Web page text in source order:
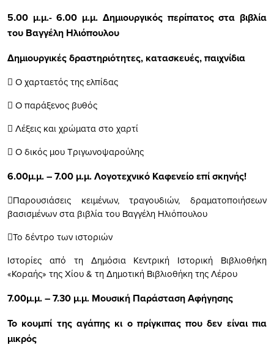
5.00 μ.μ.- 6.00 μ.μ. Δημιουργικός περίπατος στα βιβλία
του Βαγγέλη Ηλιόπουλου
Δημιουργικές δραστηριότητες, κατασκευές, παιχνίδια
 Ο χαρταετός της ελπίδας
 Ο παράξενος βυθός
 Λέξεις και χρώματα στο χαρτί
 Ο δικός μου Τριγωνοψαρούλης
6.00μ.μ. – 7.00 μ.μ. Λογοτεχνικό Καφενείο επί σκηνής!
Παρουσιάσεις κειμένων, τραγουδιών, δραματοποιήσεων
βασισμένων στα βιβλία του Βαγγέλη Ηλιόπουλου
Το δέντρο των ιστοριών
Ιστορίες από τη Δημόσια Κεντρική Ιστορική Βιβλιοθήκη
«Κοραής» της Χίου & τη Δημοτική Βιβλιοθήκη της Λέρου
7.00μ.μ. – 7.30 μ.μ. Μουσική Παράσταση Αφήγησης
Το κουμπί της αγάπης κι ο πρίγκιπας που δεν είναι πια
μικρός